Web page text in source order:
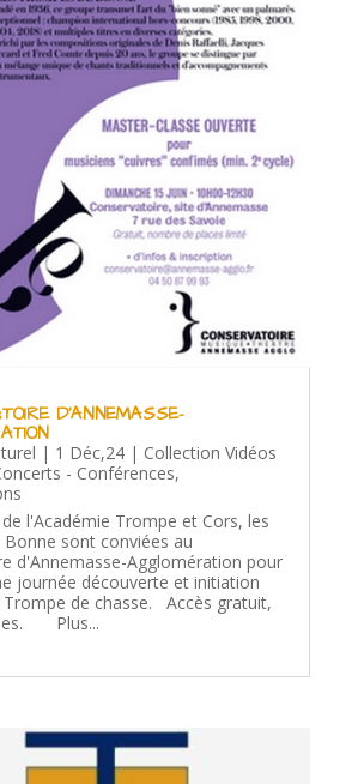
D’ANNEMASSE-
| 1 Déc,24| Collection Vidéos
- Conférences,
l'Académie Trompe et Cors, les
sont conviées au
d'Annemasse-Agglomération pour
journée découverte et initiation
de chasse. Accès gratuit,
Plus...